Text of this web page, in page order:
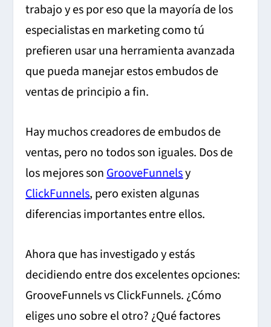
trabajo y es por eso que la mayoría de los
especialistas en marketing como tú
prefieren usar una herramienta avanzada
que pueda manejar estos embudos de
ventas de principio a fin.
Hay muchos creadores de embudos de
ventas, pero no todos son iguales. Dos de
los mejores sonGrooveFunnelsy
ClickFunnels, pero existen algunas
diferencias importantes entre ellos.
Ahora que has investigado y estás
decidiendo entre dos excelentes opciones:
GrooveFunnels vs ClickFunnels. ¿Cómo
eliges uno sobre el otro? ¿Qué factores